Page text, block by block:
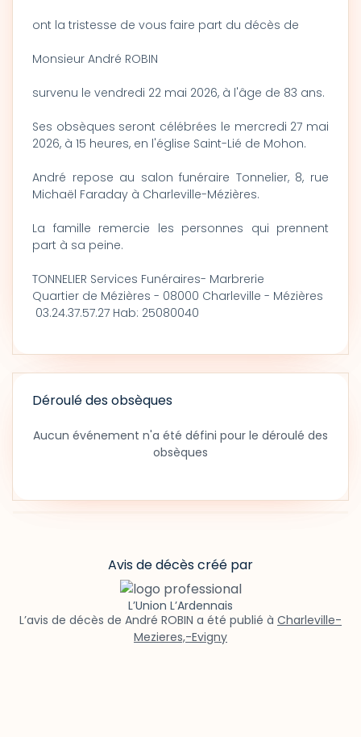
ont la tristesse de vous faire part du décès de
Monsieur André ROBIN
survenu le vendredi 22 mai 2026, à l'âge de 83 ans.
Ses obsèques seront célébrées le mercredi 27 mai
2026, à 15 heures, en l'église Saint-Lié de Mohon.
André repose au salon funéraire Tonnelier, 8, rue
Michaël Faraday à Charleville-Mézières.
La famille remercie les personnes qui prennent
part à sa peine.
TONNELIER Services Funéraires- Marbrerie
Quartier de Mézières - 08000 Charleville - Mézières
03.24.37.57.27 Hab: 25080040
Déroulé des obsèques
Aucun événement n'a été défini pour le déroulé des
obsèques
Avis de décès créé par
L’Union L’Ardennais
L’avis de décès de André ROBIN a été publié à Charleville-
Mezieres,-Evigny